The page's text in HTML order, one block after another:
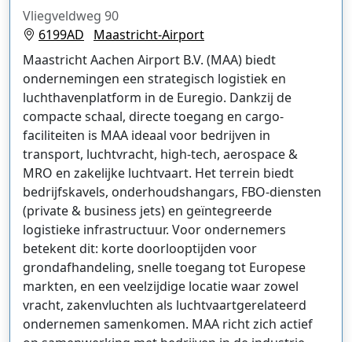
Vliegveldweg 90
6199AD
Maastricht-Airport
Maastricht Aachen Airport B.V. (MAA) biedt
ondernemingen een strategisch logistiek en
luchthavenplatform in de Euregio. Dankzij de
compacte schaal, directe toegang en cargo-
faciliteiten is MAA ideaal voor bedrijven in
transport, luchtvracht, high-tech, aerospace &
MRO en zakelijke luchtvaart. Het terrein biedt
bedrijfskavels, onderhoudshangars, FBO-diensten
(private & business jets) en geïntegreerde
logistieke infrastructuur. Voor ondernemers
betekent dit: korte doorlooptijden voor
grondafhandeling, snelle toegang tot Europese
markten, en een veelzijdige locatie waar zowel
vracht, zakenvluchten als luchtvaartgerelateerd
ondernemen samenkomen. MAA richt zich actief